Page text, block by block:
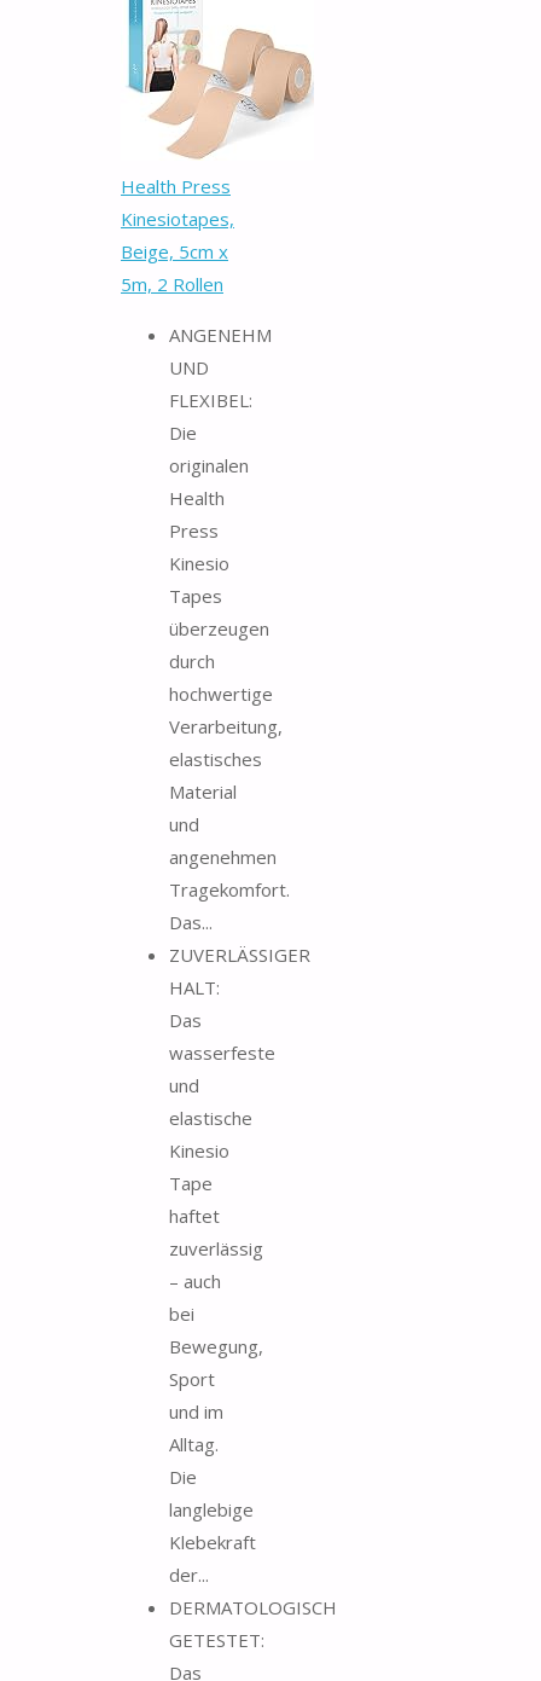
Health Press
Kinesiotapes,
Beige, 5cm x
5m, 2 Rollen
ANGENEHM
UND
FLEXIBEL:
Die
originalen
Health
Press
Kinesio
Tapes
überzeugen
durch
hochwertige
Verarbeitung,
elastisches
Material
und
angenehmen
Tragekomfort.
Das...
ZUVERLÄSSIGER
HALT:
Das
wasserfeste
und
elastische
Kinesio
Tape
haftet
zuverlässig
– auch
bei
Bewegung,
Sport
und im
Alltag.
Die
langlebige
Klebekraft
der...
DERMATOLOGISCH
GETESTET:
Das